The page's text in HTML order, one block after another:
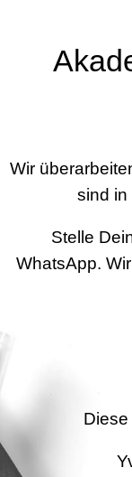
Wir
sind in
Stelle
WhatsApp.